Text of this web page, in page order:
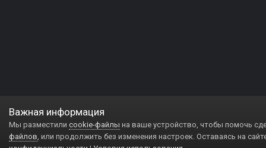
Важная информация
Мы разместили cookie-файлы на ваше устройство, чтобы помочь
файлов, или продолжить без изменения настроек. Оставаясь на